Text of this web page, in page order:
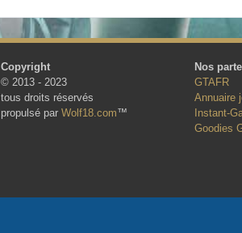
Copyright
© 2013 - 2023
tous droits réservés
propulsé par Wolf18.com™
Nos
GTAFR
Annuaire
Instant-
Goodies